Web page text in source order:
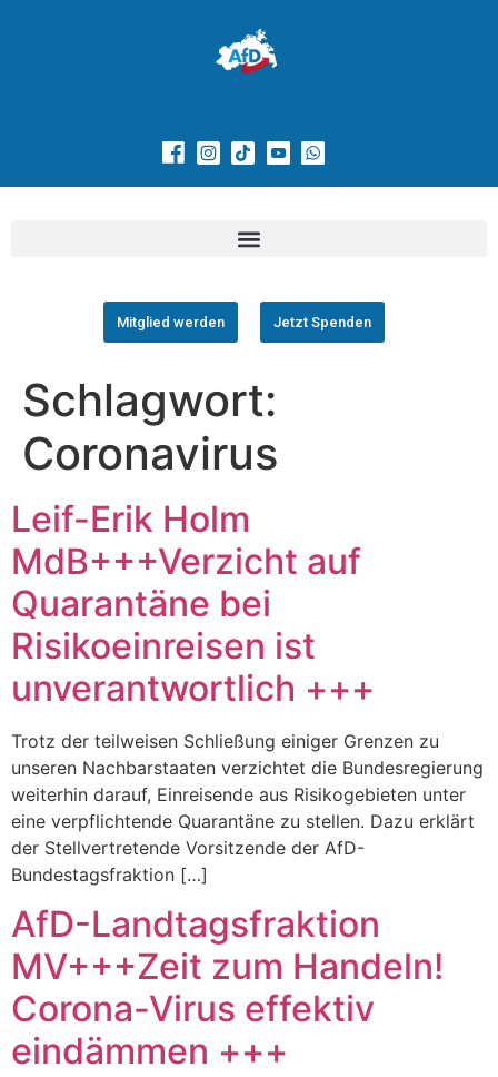
Mitglied werden Jetzt Spenden
Schlagwort:
Coronavirus
Leif-Erik Holm
MdB+++Verzicht auf
Quarantäne bei
Risikoeinreisen ist
unverantwortlich +++
Trotz der teilweisen Schließung einiger Grenzen zu
unseren Nachbarstaaten verzichtet die Bundesregierung
weiterhin darauf, Einreisende aus Risikogebieten unter
eine verpflichtende Quarantäne zu stellen. Dazu erklärt
der Stellvertretende Vorsitzende der AfD-
Bundestagsfraktion […]
AfD-Landtagsfraktion
MV+++Zeit zum Handeln!
Corona-Virus effektiv
eindämmen +++